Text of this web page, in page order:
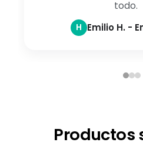
todo.
H Emilio H. -
Productos